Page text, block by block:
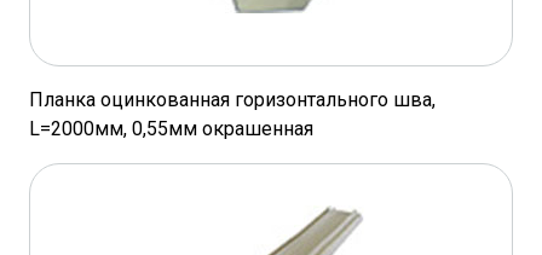
Планка оцинкованная горизонтального шва,
L=2000мм, 0,55мм окрашенная